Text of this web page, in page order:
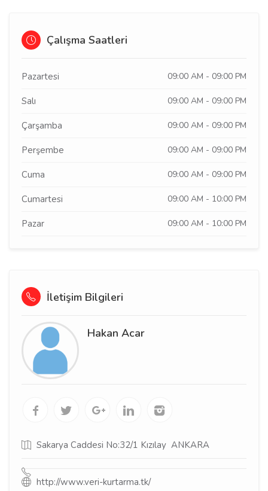
Çalışma Saatleri
Pazartesi 09:00 AM - 09:00 PM
Salı 09:00 AM - 09:00 PM
Çarşamba 09:00 AM - 09:00 PM
Perşembe 09:00 AM - 09:00 PM
Cuma 09:00 AM - 09:00 PM
Cumartesi 09:00 AM - 10:00 PM
Pazar 09:00 AM - 10:00 PM
İletişim Bilgileri
Hakan Acar
Sakarya Caddesi No:32/1 Kızılay  ANKARA
http://www.veri-kurtarma.tk/